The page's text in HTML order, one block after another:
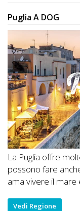
Puglia A DOG
La Puglia offre
possono fare
ama vivere il mare
Vedi Regione